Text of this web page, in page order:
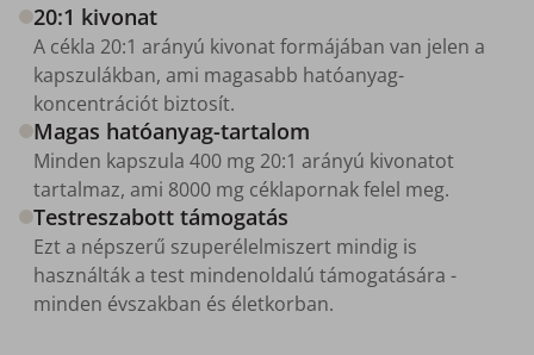
20:1 kivonat
A cékla 20:1 arányú kivonat formájában van jelen a
kapszulákban, ami magasabb hatóanyag-
koncentrációt biztosít.
Magas hatóanyag-tartalom
Minden kapszula 400 mg 20:1 arányú kivonatot
tartalmaz, ami 8000 mg céklapornak felel meg.
Testreszabott támogatás
Ezt a népszerű szuperélelmiszert mindig is
használták a test mindenoldalú támogatására -
minden évszakban és életkorban.